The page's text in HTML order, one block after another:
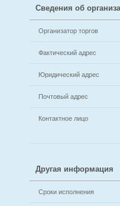
Сведения об
Организатор торгов
Фактический адрес
Юридический адрес
Почтовый адрес
Контактное лицо
Другая информация
Сроки исполнения